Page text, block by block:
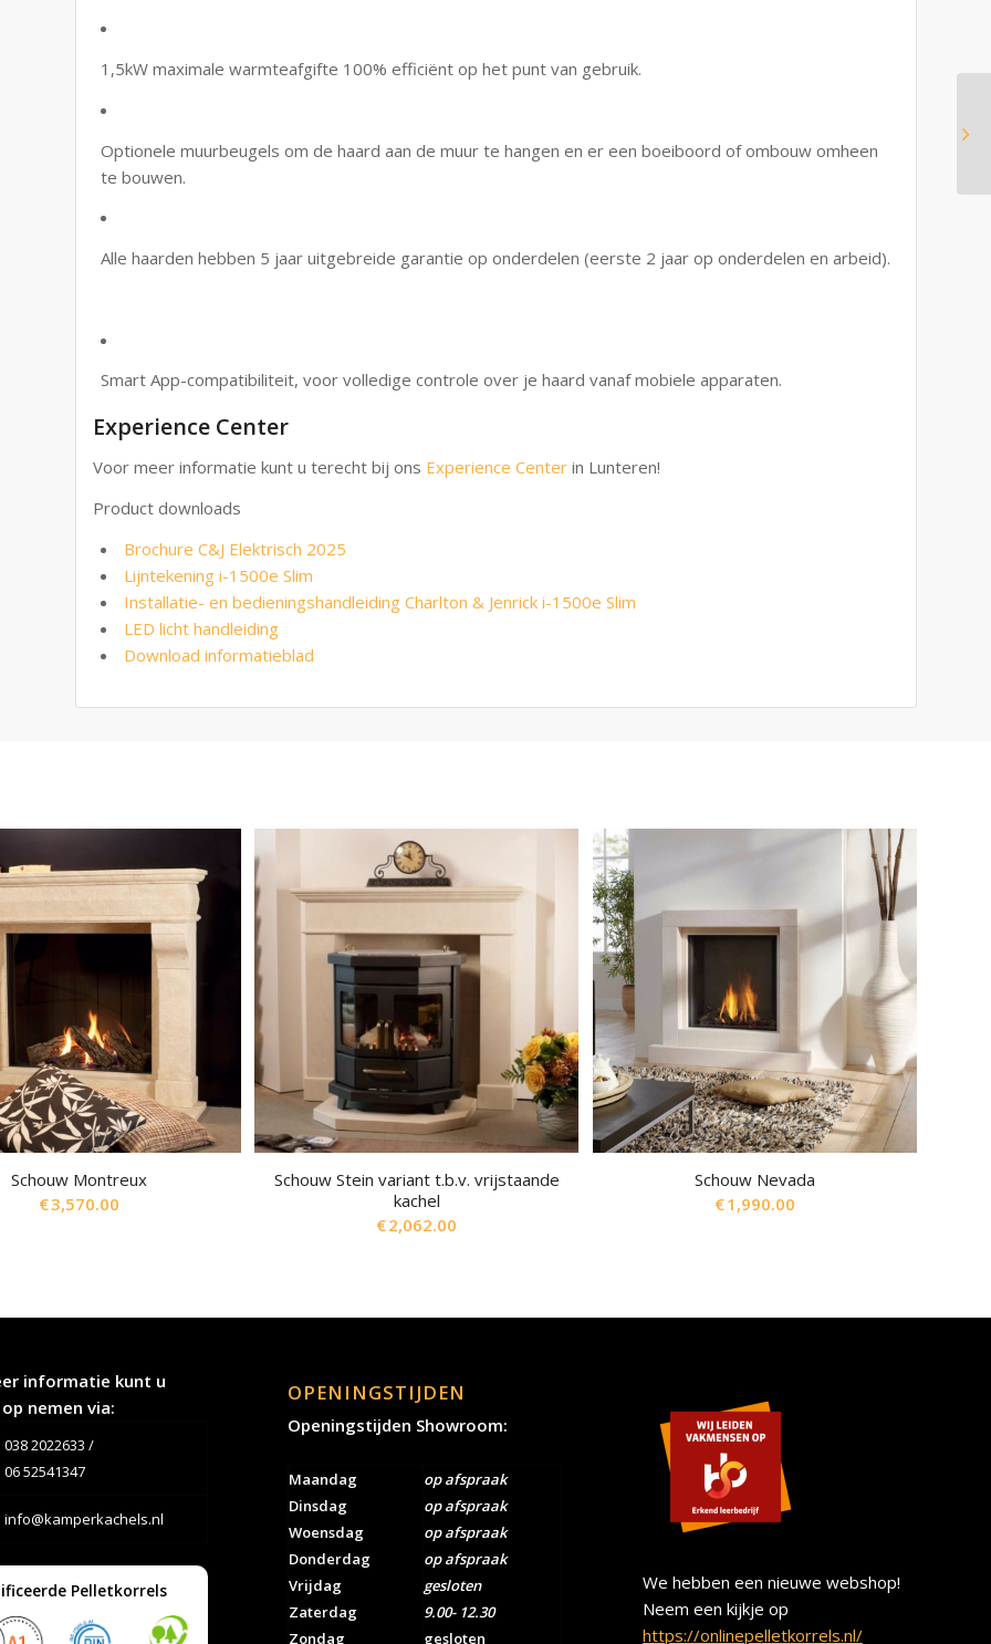
1,5kW maximale warmteafgifte 100% efficiënt op het punt van gebruik.
Optionele muurbeugels om de haard aan de muur te hangen en er een boeiboord of ombouw omheen
te bouwen.
Alle haarden hebben 5 jaar uitgebreide garantie op onderdelen (eerste 2 jaar op onderdelen en arbeid).
Smart App-compatibiliteit, voor volledige controle over je haard vanaf mobiele apparaten.
Experience Center
Voor meer informatie kunt u terecht bij ons Experience Center in Lunteren!
Product downloads
Brochure C&J Elektrisch 2025
Lijntekening i-1500e Slim
Installatie- en bedieningshandleiding Charlton & Jenrick i-1500e Slim
LED licht handleiding
Download informatieblad
Schouw Montreux
€3,570.00
Schouw Stein variant t.b.v. vrijstaande
kachel
€2,062.00
Schouw Nevada
€1,990.00
informatie kunt u
nemen via:
038 2022633 /
06 52541347
info@kamperkachels.nl
Pelletkorrels
OPENINGSTIJDEN
Openingstijden Showroom:
Maandag
Dinsdag
Woensdag
Donderdag
Vrijdag
Zaterdag
Zondag
op afspraak
op afspraak
op afspraak
op afspraak
gesloten
9.00- 12.30
gesloten
We hebben een nieuwe webshop!
Neem een kijkje op
https://onlinepelletkorrels.nl/